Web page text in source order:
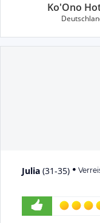
Ko'Ono
Julia (31-35)